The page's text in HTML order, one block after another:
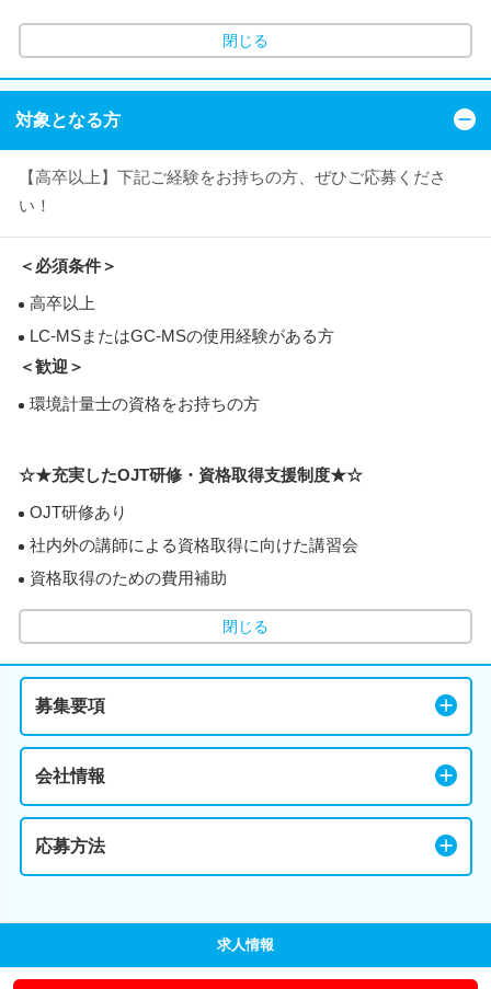
閉じる
対象となる方
【高卒以上】下記ご経験をお持ちの方、ぜひご応募くださ
い！
＜必須条件＞
高卒以上
LC-MSまたはGC-MSの使用経験がある方
＜歓迎＞
環境計量士の資格をお持ちの方
☆★充実したOJT研修・資格取得支援制度★☆
OJT研修あり
社内外の講師による資格取得に向けた講習会
資格取得のための費用補助
閉じる
募集要項
会社情報
応募方法
求人情報